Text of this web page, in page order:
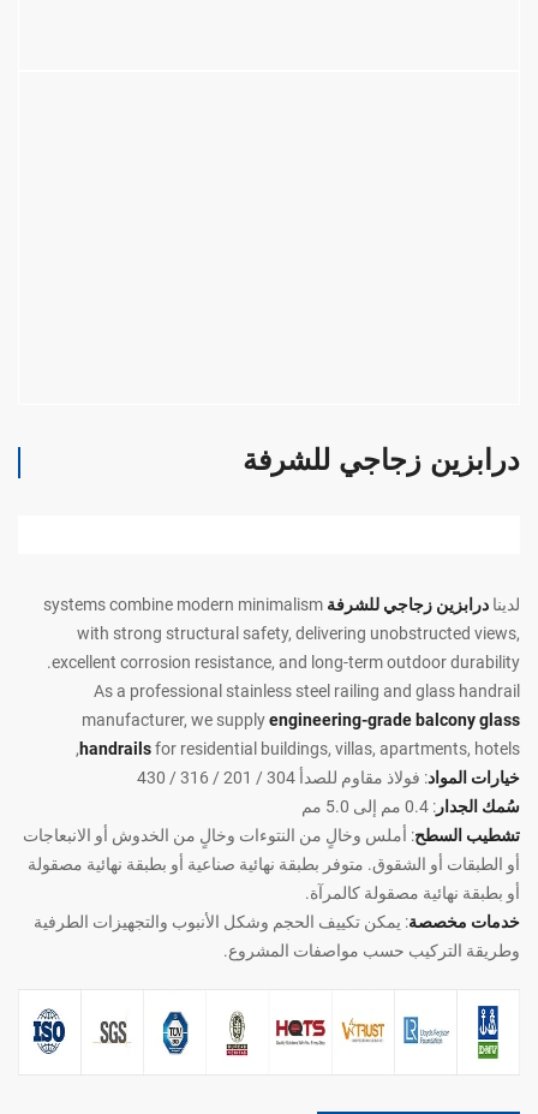
درابزين زجاجي للشرفة
لدينا درابزين زجاجي للشرفة systems combine modern minimalism
with strong structural safety, delivering unobstructed views,
excellent corrosion resistance, and long-term outdoor durability.
As a professional stainless steel railing and glass handrail
manufacturer, we supplyengineering-grade balcony glass
handrailsfor residential buildings, villas, apartments, hotels,
خيارات المواد: فولاذ مقاوم للصدأ 304 / 201 / 316 / 430
سُمك الجدار : 0.4 مم إلى 5.0 مم
تشطيب السطح: أملس وخالٍ من النتوءات وخالٍ من الخدوش أو الانبعاجات
أو الطبقات أو الشقوق. متوفر بطبقة نهائية صناعية أو بطبقة نهائية مصقولة
أو بطبقة نهائية مصقولة كالمرآة.
خدمات مخصصة: يمكن تكييف الحجم وشكل الأنبوب والتجهيزات الطرفية
وطريقة التركيب حسب مواصفات المشروع.